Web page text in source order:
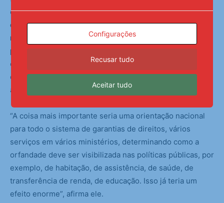
causa do tamanho do problema.Se todas os 284 mil
crianças e adolescentes que perderam seus
responsáveis forem atendidos por indenizações e
pensões, as cifras podem ser enormes.Mas, para Milton,
enquanto essa justiça financeira não é feita, o Estado
deve e pode contribuir com políticas bem mais
acessíveis.
“A coisa mais importante seria uma orientação nacional
para todo o sistema de garantias de direitos, vários
serviços em vários ministérios, determinando como a
orfandade deve ser visibilizada nas políticas públicas, por
exemplo, de habitação, de assistência, de saúde, de
transferência de renda, de educação. Isso já teria um
efeito enorme”, afirma ele.
Configurações
Recusar tudo
Aceitar tudo